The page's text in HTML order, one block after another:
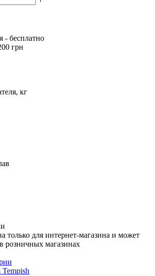
- бесплатно
грн
кг
только для интернет-магазина и может
розничных магазинах
Tempish